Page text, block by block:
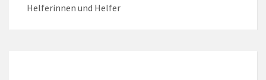
Helferinnen und Helfer